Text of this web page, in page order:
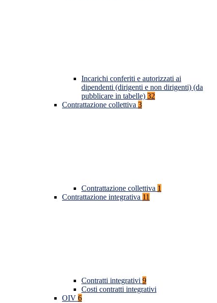
Incarichi conferiti e autorizzati ai
dipendenti (dirigenti e non dirigenti) (da
pubblicare in tabelle) 32
Contrattazione collettiva 3
Contrattazione collettiva 1
Contrattazione integrativa 11
Contratti integrativi 9
Costi contratti integrativi
OIV 6